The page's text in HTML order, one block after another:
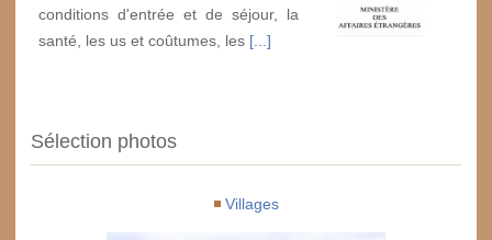
conditions d'entrée et de séjour, la
santé, les us et coûtumes, les [...]
Sélection photos
Villages